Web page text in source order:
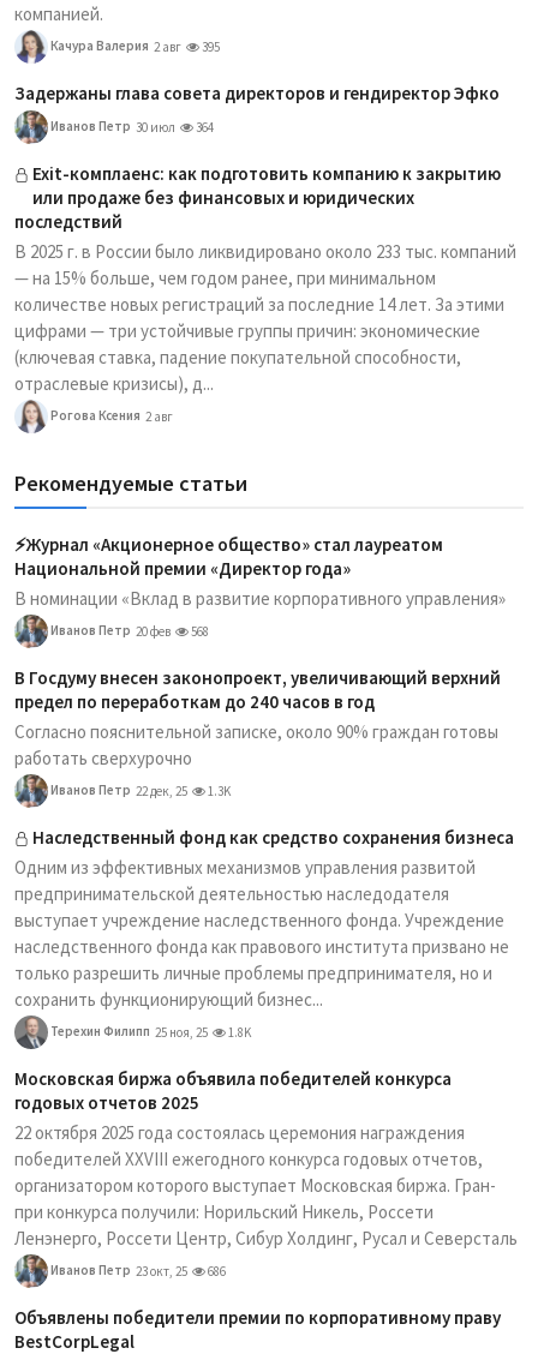
компанией.
Качура Валерия 2 авг 395
Задержаны глава совета директоров и гендиректор Эфко
Иванов Петр 30 июл 364
Exit-комплаенс: как подготовить компанию к закрытию
или продаже без финансовых и юридических
последствий
В 2025 г. в России было ликвидировано около 233 тыс. компаний
— на 15% больше, чем годом ранее, при минимальном
количестве новых регистраций за последние 14 лет. За этими
цифрами — три устойчивые группы причин: экономические
(ключевая ставка, падение покупательной способности,
отраслевые кризисы), д...
Рогова Ксения 2 авг
Рекомендуемые статьи
⚡️Журнал «Акционерное общество» стал лауреатом
Национальной премии «Директор года»
В номинации «Вклад в развитие корпоративного управления»
Иванов Петр 20 фев 568
В Госдуму внесен законопроект, увеличивающий верхний
предел по переработкам до 240 часов в год
Согласно пояснительной записке, около 90% граждан готовы
работать сверхурочно
Иванов Петр 22 дек, 25 1.3K
Наследственный фонд как средство сохранения бизнеса
Одним из эффективных механизмов управления развитой
предпринимательской деятельностью наследодателя
выступает учреждение наследственного фонда. Учреждение
наследственного фонда как правового института призвано не
только разрешить личные проблемы предпринимателя, но и
сохранить функционирующий бизнес...
Терехин Филипп 25 ноя, 25 1.8K
Московская биржа объявила победителей конкурса
годовых отчетов 2025
22 октября 2025 года состоялась церемония награждения
победителей XXVIII ежегодного конкурса годовых отчетов,
организатором которого выступает Московская биржа. Гран-
при конкурса получили: Норильский Никель, Россети
Ленэнерго, Россети Центр, Сибур Холдинг, Русал и Северсталь
Иванов Петр 23 окт, 25 686
Объявлены победители премии по корпоративному праву
BestCorpLegal